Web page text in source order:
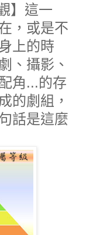
】這一
，或是不
上的時
、攝影、
角...的存
的劇組，
話是這麼